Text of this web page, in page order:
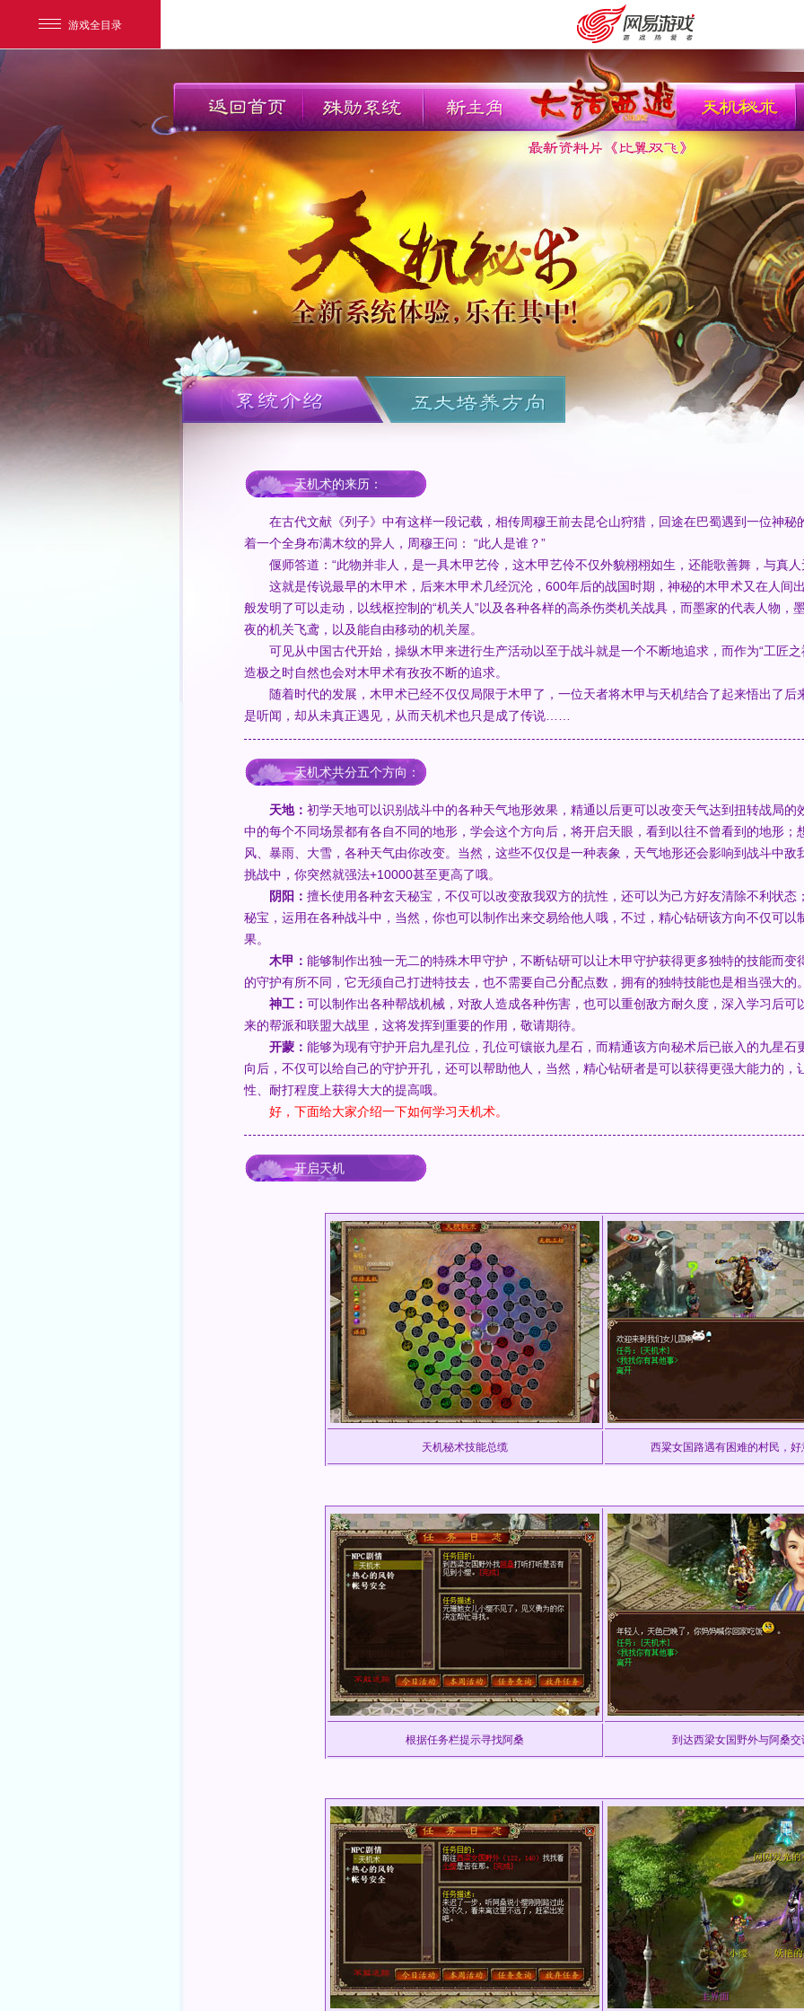
游戏全目录
网易游戏
游戏爱好者
我的足迹： 新大话3经典版
客服中心
天机术的来历：
在古代文献《列子》中有这样一段记载，相传周穆王前去昆仑山狩猎，回途在巴蜀遇到一位神
着一个全身布满木纹的异人，周穆王问： “此人是谁？”
偃师答道：“此物并非人，是一具木甲艺伶，这木甲艺伶不仅外貌栩栩如生，还能歌善舞，与真人
这就是传说最早的木甲术，后来木甲术几经沉沦，600年后的战国时期，神秘的木甲术又在人间出
般发明了可以走动，以线枢控制的“机关人”以及各种各样的高杀伤类机关战具，而墨家的代表人物，
夜的机关飞鸢，以及能自由移动的机关屋。
可见从中国古代开始，操纵木甲来进行生产活动以至于战斗就是一个不断地追求，而作为“工匠之
造极之时自然也会对木甲术有孜孜不断的追求。
随着时代的发展，木甲术已经不仅仅局限于木甲了，一位天者将木甲与天机结合了起来悟出了后
是听闻，却从未真正遇见，从而天机术也只是成了传说……
天机术共分五个方向：
天地： 初学天地可以识别战斗中的各种天气地形效果，精通以后更可以改变天气达到扭转战局的
中的每个不同场景都有各自不同的地形，学会这个方向后，将开启天眼，看到以往不曾看到的地形；
风、暴雨、大雪，各种天气由你改变。当然，这些不仅仅是一种表象，天气地形还会影响到战斗中敌
挑战中，你突然就强法+10000甚至更高了哦。
阴阳： 擅长使用各种玄天秘宝，不仅可以改变敌我双方的抗性，还可以为己方好友清除不利状态
秘宝，运用在各种战斗中，当然，你也可以制作出来交易给他人哦，不过，精心钻研该方向不仅可以
果。
木甲： 能够制作出独一无二的特殊木甲守护，不断钻研可以让木甲守护获得更多独特的技能而变
的守护有所不同，它无须自己打进特技去，也不需要自己分配点数，拥有的独特技能也是相当强大的
神工： 可以制作出各种帮战机械，对敌人造成各种伤害，也可以重创敌方耐久度，深入学习后可
来的帮派和联盟大战里，这将发挥到重要的作用，敬请期待。
开蒙： 能够为现有守护开启九星孔位，孔位可镶嵌九星石，而精通该方向秘术后已嵌入的九星石
向后，不仅可以给自己的守护开孔，还可以帮助他人，当然，精心钻研者是可以获得更强大能力的，
性、耐打程度上获得大大的提高哦。
好，下面给大家介绍一下如何学习天机术。
开启天机
天机秘术技能总缆 西粱女国路遇有困难的村民，好
根据任务栏提示寻找阿桑 到达西梁女国野外与阿桑交